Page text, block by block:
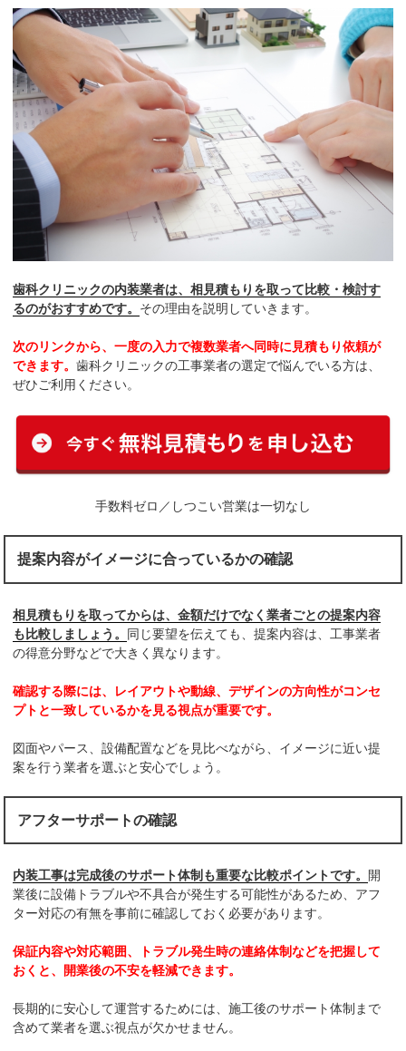
歯科クリニックの内装業者は、相見積もりを取って比較・検討す
るのがおすすめです。 その理由を説明していきます。
次のリンクから、一度の入力で複数業者へ同時に見積もり依頼が
できます。歯科クリニックの工事業者の選定で悩んでいる方は、
ぜひご利用ください。
手数料ゼロ／しつこい営業は一切なし
提案内容がイメージに合っているかの確認
相見積もりを取ってからは、金額だけでなく業者ごとの提案内容
も比較しましょう。 同じ要望を伝えても、提案内容は、工事業者
の得意分野などで大きく異なります。
確認する際には、レイアウトや動線、デザインの方向性がコンセ
プトと一致しているかを見る視点が重要です。
図面やパース、設備配置などを見比べながら、イメージに近い提
案を行う業者を選ぶと安心でしょう。
アフターサポートの確認
内装工事は完成後のサポート体制も重要な比較ポイントです。 開
業後に設備トラブルや不具合が発生する可能性があるため、アフ
ター対応の有無を事前に確認しておく必要があります。
保証内容や対応範囲、トラブル発生時の連絡体制などを把握して
おくと、開業後の不安を軽減できます。
長期的に安心して運営するためには、施工後のサポート体制まで
含めて業者を選ぶ視点が欠かせません。